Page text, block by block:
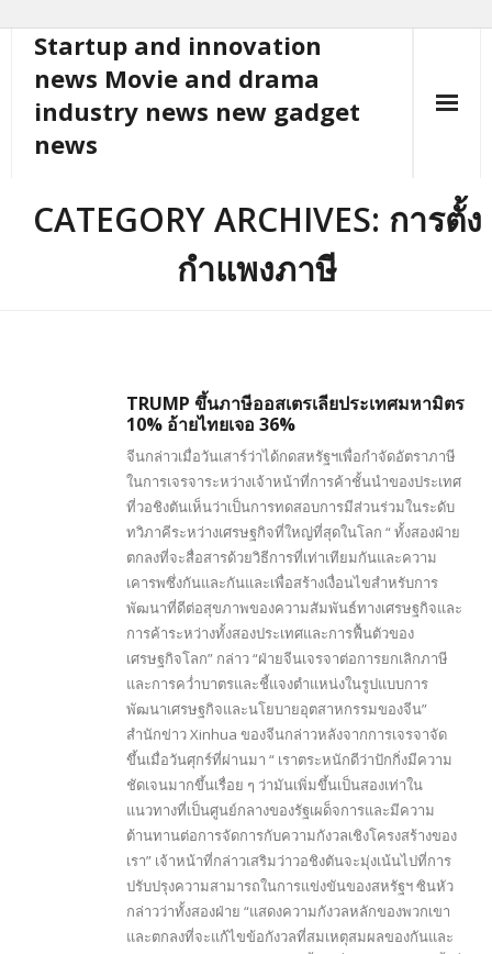
content
Startup and innovation
news Movie and drama
industry news new gadget
news
CATEGORY ARCHIVES: การตั้ง
กำแพงภาษี
TRUMP ขึ้นภาษีออสเตรเลียประเทศมหามิตร
10% อ้ายไทยเจอ 36%
จีนกล่าวเมื่อวันเสาร์ว่าได้กดสหรัฐฯเพื่อกำจัดอัตราภาษี
ในการเจรจาระหว่างเจ้าหน้าที่การค้าชั้นนำของประเทศ
ที่วอชิงตันเห็นว่าเป็นการทดสอบการมีส่วนร่วมในระดับ
ทวิภาคีระหว่างเศรษฐกิจที่ใหญ่ที่สุดในโลก “ ทั้งสองฝ่าย
ตกลงที่จะสื่อสารด้วยวิธีการที่เท่าเทียมกันและความ
เคารพซึ่งกันและกันและเพื่อสร้างเงื่อนไขสำหรับการ
พัฒนาที่ดีต่อสุขภาพของความสัมพันธ์ทางเศรษฐกิจและ
การค้าระหว่างทั้งสองประเทศและการฟื้นตัวของ
เศรษฐกิจโลก” กล่าว “ฝ่ายจีนเจรจาต่อการยกเลิกภาษี
และการคว่ำบาตรและชี้แจงตำแหน่งในรูปแบบการ
พัฒนาเศรษฐกิจและนโยบายอุตสาหกรรมของจีน”
สำนักข่าว Xinhua ของจีนกล่าวหลังจากการเจรจาจัด
ขึ้นเมื่อวันศุกร์ที่ผ่านมา “ เราตระหนักดีว่าปักกิ่งมีความ
ชัดเจนมากขึ้นเรื่อย ๆ ว่ามันเพิ่มขึ้นเป็นสองเท่าใน
แนวทางที่เป็นศูนย์กลางของรัฐเผด็จการและมีความ
ต้านทานต่อการจัดการกับความกังวลเชิงโครงสร้างของ
เรา” เจ้าหน้าที่กล่าวเสริมว่าวอชิงตันจะมุ่งเน้นไปที่การ
ปรับปรุงความสามารถในการแข่งขันของสหรัฐฯ ซินหัว
กล่าวว่าทั้งสองฝ่าย “แสดงความกังวลหลักของพวกเขา
และตกลงที่จะแก้ไขข้อกังวลที่สมเหตุสมผลของกันและ